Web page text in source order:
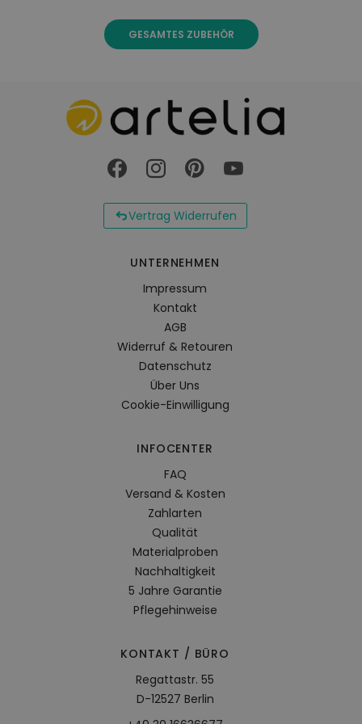
GESAMTES ZUBEHÖR
Vertrag Widerrufen
UNTERNEHMEN
Impressum
Kontakt
AGB
Widerruf & Retouren
Datenschutz
Über Uns
Cookie-Einwilligung
INFOCENTER
FAQ
Versand & Kosten
Zahlarten
Qualität
Materialproben
Nachhaltigkeit
5 Jahre Garantie
Pflegehinweise
KONTAKT / BÜRO
Regattastr. 55
D-12527 Berlin